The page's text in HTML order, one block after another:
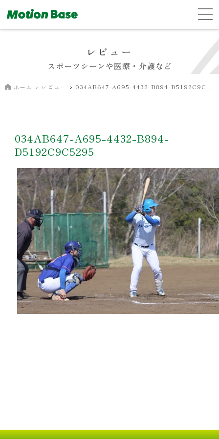
レビュー
スポーツシーンや医療・介護など
ホーム レビュー 034AB647-A695-4432-B894-D5192C9C5295
034AB647-A695-4432-B894-
D5192C9C5295